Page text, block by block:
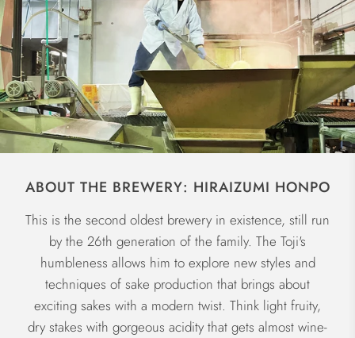
ABOUT THE BREWERY: HIRAIZUMI HONPO
This is the second oldest brewery in existence, still run
by the 26th generation of the family. The Toji's
humbleness allows him to explore new styles and
techniques of sake production that brings about
exciting sakes with a modern twist. Think light fruity,
dry stakes with gorgeous acidity that gets almost wine-